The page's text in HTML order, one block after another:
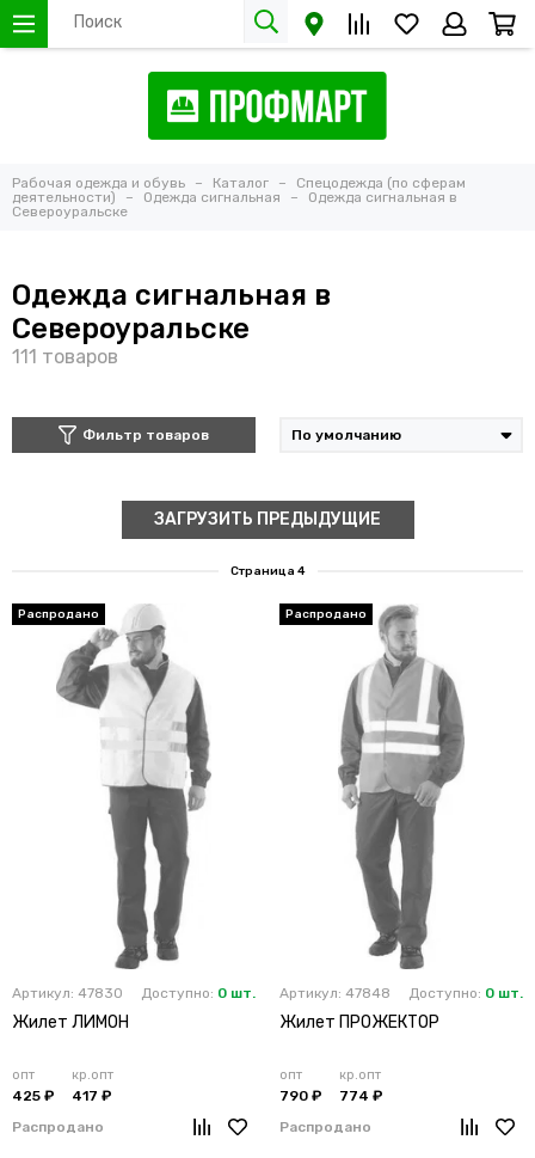
Рабочая одежда и обувь Каталог
Спецодежда (по сферам
деятельности)
Одежда сигнальная
Одежда сигнальная в
Североуральске
Одежда сигнальная в
Североуральске
Фильтр товаров
ЗАГРУЗИТЬ ПРЕДЫДУЩИЕ
Страница 4
Артикул: 47830 Доступно: 0 шт.
Жилет ЛИМОН
опт
425 ₽
кр.опт
417 ₽
Распродано
Артикул: 47848 Доступно: 0 шт.
Жилет ПРОЖЕКТОР
опт
790 ₽
кр.опт
774 ₽
Распродано